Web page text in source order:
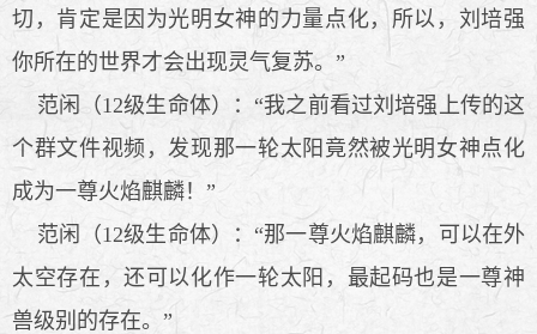
切，肯定是因为光明女神的力量点化，所以，刘培强
你所在的世界才会出现灵气复苏。”
范闲（12级生命体）：“我之前看过刘培强上传的这
个群文件视频，发现那一轮太阳竟然被光明女神点化
成为一尊火焰麒麟！”
范闲（12级生命体）：“那一尊火焰麒麟，可以在外
太空存在，还可以化作一轮太阳，最起码也是一尊神
兽级别的存在。”